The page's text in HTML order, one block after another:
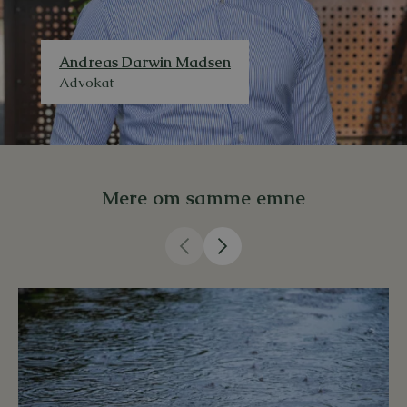
Andreas Darwin Madsen
Advokat
Mere om samme emne